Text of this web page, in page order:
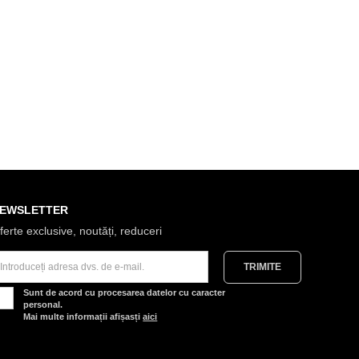
exclusive, noutăți, reduceri
Sunt de acord cu procesarea datelor cu caracter
personal.
Mai multe informații afișasțiaici